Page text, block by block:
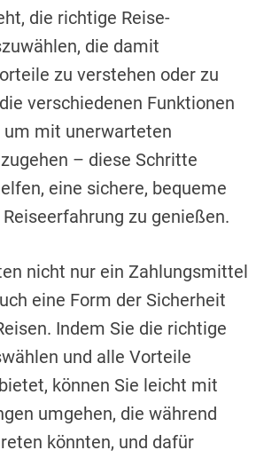
die richtige Reise-
die damit
zu verstehen oder zu
verschiedenen Funktionen
um mit unerwarteten
– diese Schritte
eine sichere, bequeme
zu genießen.
nicht nur ein Zahlungsmittel
eine Form der Sicherheit
Indem Sie die richtige
und alle Vorteile
können Sie leicht mit
umgehen, die während
könnten, und dafür